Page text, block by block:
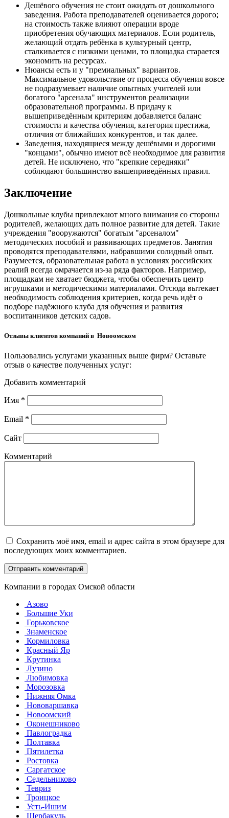
Дешёвого обучения не стоит ожидать от дошкольного
заведения. Работа преподавателей оценивается дорого;
на стоимость также влияют операции вроде
приобретения обучающих материалов. Если родитель,
желающий отдать ребёнка в культурный центр,
сталкивается с низкими ценами, то площадка старается
экономить на ресурсах.
Нюансы есть и у "премиальных" вариантов.
Максимальное удовольствие от процесса обучения вовсе
не подразумевает наличие опытных учителей или
богатого "арсенала" инструментов реализации
образовательной программы. В придачу к
вышеприведённым критериям добавляется баланс
стоимости и качества обучения, категория престижа,
отличия от ближайших конкурентов, и так далее.
Заведения, находящиеся между дешёвыми и дорогими
"концами", обычно имеют всё необходимое для развития
детей. Не исключено, что "крепкие середняки"
соблюдают большинство вышеприведённых правил.
Заключение
Дошкольные клубы привлекают много внимания со стороны
родителей, желающих дать полное развитие для детей. Такие
учреждения "вооружаются" богатым "арсеналом"
методических пособий и развивающих предметов. Занятия
проводятся преподавателями, набравшими солидный опыт.
Разумеется, образовательная работа в условиях российских
реалий всегда омрачается из-за ряда факторов. Например,
площадкам не хватает бюджета, чтобы обеспечить центр
игрушками и методическими материалами. Отсюда вытекает
необходимость соблюдения критериев, когда речь идёт о
подборе надёжного клуба для обучения и развития
воспитанников детских садов.
Отзывы клиентов компаний в Новоомском
Пользовались услугами указанных выше фирм? Оставьте
отзыв о качестве полученных услуг:
Добавить комментарий
Имя *
Email *
Сайт
Комментарий
Сохранить моё имя, email и адрес сайта в этом браузере для
последующих моих комментариев.
Компании в городах Омской области
Азово
Большие Уки
Горьковское
Знаменское
Кормиловка
Красный Яр
Крутинка
Лузино
Любимовка
Морозовка
Нижняя Омка
Нововаршавка
Новоомский
Оконешниково
Павлоградка
Полтавка
Пятилетка
Ростовка
Саргатское
Седельниково
Тевриз
Троицкое
Усть-Ишим
Шербакуль